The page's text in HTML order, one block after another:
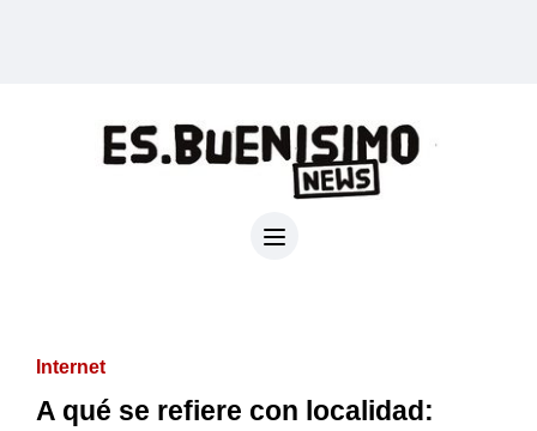
Internet
A qué se refiere con localidad: